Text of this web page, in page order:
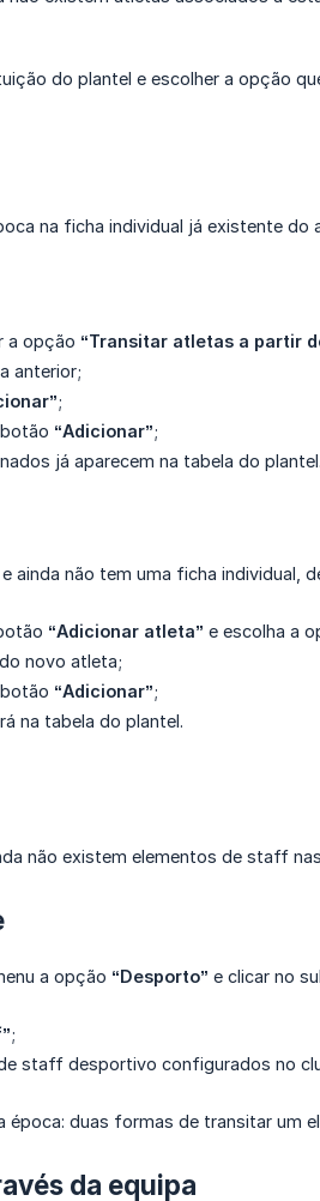
do plantel e escolher a opção
na ficha individual já existente
a opção “Transitar atletas a partir
anterior;
;
“Adicionar”;
já aparecem na tabela do plantel.
ainda não tem uma ficha individual,
“Adicionar atleta” e escolha a
novo atleta;
“Adicionar”;
na tabela do plantel.
não existem elementos de staff
a opção “Desporto” e clicar no
;
staff desportivo configurados no
duas formas de transitar
da equipa